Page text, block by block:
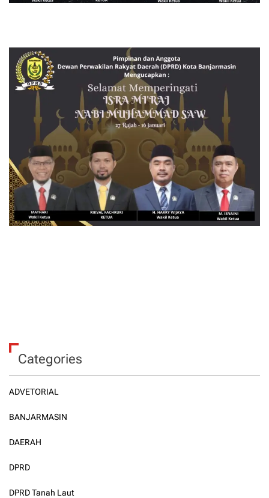
Categories
ADVETORIAL
BANJARMASIN
DAERAH
DPRD
DPRD Tanah Laut